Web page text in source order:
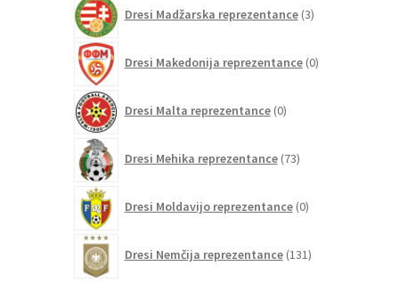
Dresi Madžarska reprezentance 3izdelki
Dresi Makedonija reprezentance 0izdelkov
Dresi Malta reprezentance 0izdelkov
Dresi Mehika reprezentance 73izdelkov
Dresi Moldavijo reprezentance 0izdelkov
Dresi Nemčija reprezentance 131izdelkov